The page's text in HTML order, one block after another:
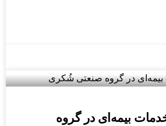
بیمه‌ای در گروه